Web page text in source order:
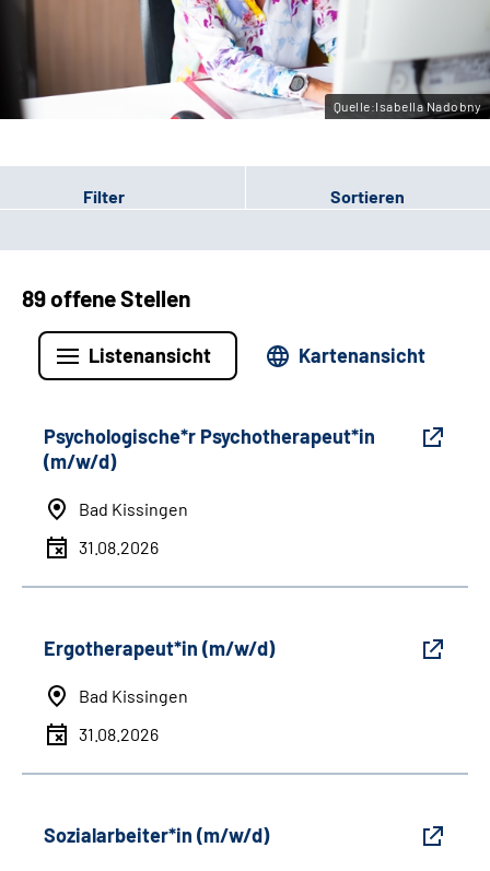
Leichte Sprache
Quelle:Isabella Nadobny
Filter Sortieren
89 offene Stellen
Listenansicht Kartenansicht
Psychologische*r Psychotherapeut*in
(m/w/d)
Bad Kissingen
31.08.2026
Ergotherapeut*in (m/w/d)
Bad Kissingen
31.08.2026
Sozialarbeiter*in (m/w/d)